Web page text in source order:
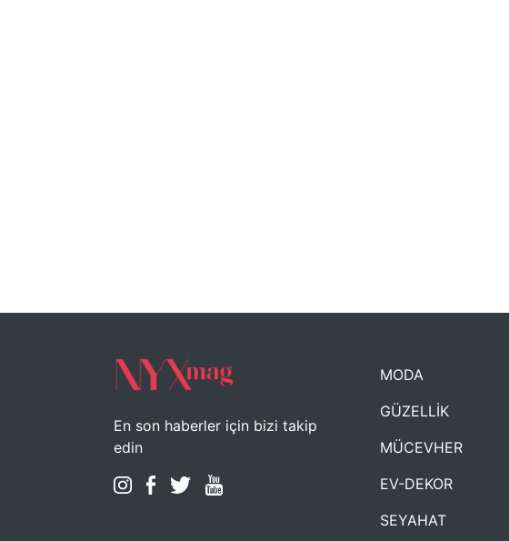
En son haberler için bizi takip
edin
MODA
GÜZELLİK
MÜCEVHER
EV-DEKOR
SEYAHAT